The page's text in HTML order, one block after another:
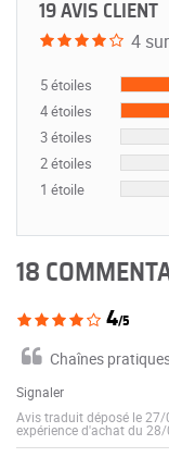
19 AVIS CLIENT
4
5 étoiles
4 étoiles
3 étoiles
2 étoiles
1 étoile
18
4/5
Chaînes
Signaler
Avis traduit déposé le
expérience d'achat du